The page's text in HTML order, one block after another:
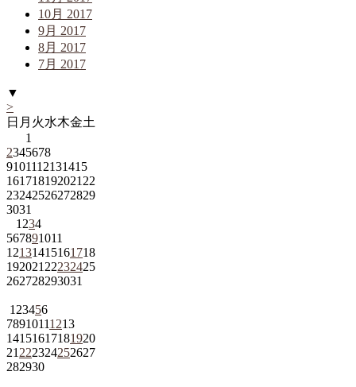
10月 2017
9月 2017
8月 2017
7月 2017
▼
>
日 月 火水木金土
1
2345678
9101112131415
161718192021 22
23242526272829
3031
1 234
567891011
12131415161718
192021 22232425
262728293031
1 23456
78910111213
14151617181920
21 222324252627
282930